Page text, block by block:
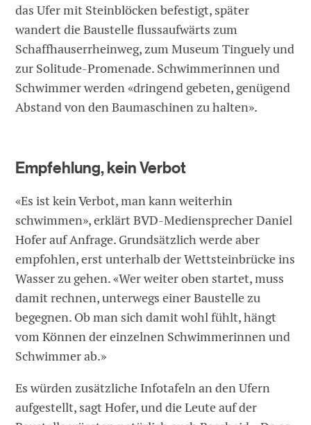
das Ufer mit Steinblöcken befestigt, später
wandert die Baustelle flussaufwärts zum
Schaffhauserrheinweg, zum Museum Tinguely und
zur Solitude-Promenade. Schwimmerinnen und
Schwimmer werden «dringend gebeten, genügend
Abstand von den Baumaschinen zu halten».
Empfehlung, kein Verbot
«Es ist kein Verbot, man kann weiterhin
schwimmen», erklärt BVD-Mediensprecher Daniel
Hofer auf Anfrage. Grundsätzlich werde aber
empfohlen, erst unterhalb der Wettsteinbrücke ins
Wasser zu gehen. «Wer weiter oben startet, muss
damit rechnen, unterwegs einer Baustelle zu
begegnen. Ob man sich damit wohl fühlt, hängt
vom Können der einzelnen Schwimmerinnen und
Schwimmer ab.»
Es würden zusätzliche Infotafeln an den Ufern
aufgestellt, sagt Hofer, und die Leute auf der